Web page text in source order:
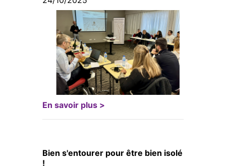
En savoir plus >
Bien s'entourer pour être bien isolé
!